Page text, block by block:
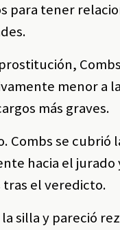
tener
menor a
más graves.
se cubrió
hacia el jurado
tras el veredicto.
silla y pareció